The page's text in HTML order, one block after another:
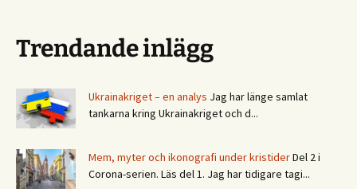
Trendande inlägg
Ukrainakriget – en analys Jag har länge samlat
tankarna kring Ukrainakriget och d...
Mem, myter och ikonografi under kristiderDel 2 i
Corona-serien. Läs del 1. Jag har tidigare tagi...